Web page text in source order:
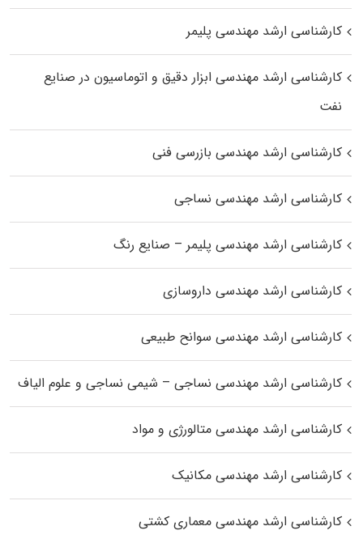
کارشناسی ارشد مهندسی پلیمر
کارشناسی ارشد مهندسی ابزار دقیق و اتوماسیون در صنایع
نفت
کارشناسی ارشد مهندسی بازرسی فنی
کارشناسی ارشد مهندسی نساجی
کارشناسی ارشد مهندسی پلیمر – صنایع رنگ
کارشناسی ارشد مهندسی داروسازی
کارشناسی ارشد مهندسی سوانح طبیعی
کارشناسی ارشد مهندسی نساجی – شیمی نساجی و علوم الیاف
کارشناسی ارشد مهندسی متالورژی و مواد
کارشناسی ارشد مهندسی مکانیک
کارشناسی ارشد مهندسی معماری کشتی